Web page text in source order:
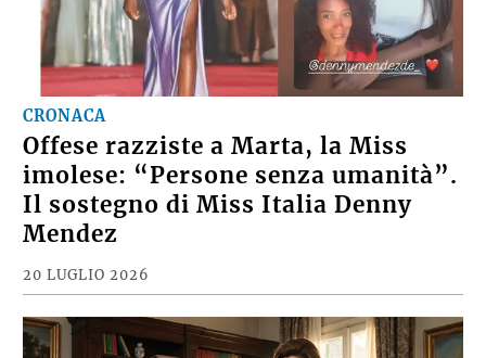
CRONACA
Offese razziste a Marta, la Miss
imolese: “Persone senza umanità”.
Il sostegno di Miss Italia Denny
Mendez
20 LUGLIO 2026